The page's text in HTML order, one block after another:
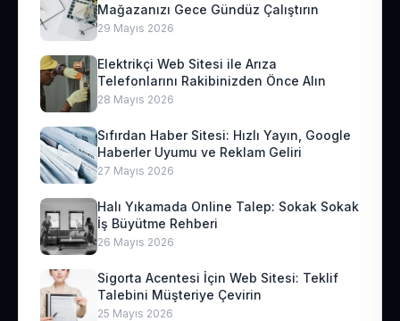
Mağazanızı Gece Gündüz Çalıştırın
29 Mayıs 2026
Elektrikçi Web Sitesi ile Arıza
Telefonlarını Rakibinizden Önce Alın
28 Mayıs 2026
Sıfırdan Haber Sitesi: Hızlı Yayın, Google
Haberler Uyumu ve Reklam Geliri
27 Mayıs 2026
Halı Yıkamada Online Talep: Sokak Sokak
İş Büyütme Rehberi
26 Mayıs 2026
Sigorta Acentesi İçin Web Sitesi: Teklif
Talebini Müşteriye Çevirin
25 Mayıs 2026